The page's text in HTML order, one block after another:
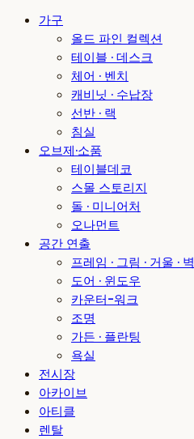
가구
올드 파인 컬렉션
테이블 · 데스크
체어 · 벤치
캐비닛 · 수납장
선반 · 랙
침실
오브제·소품
테이블데코
스몰 스토리지
돌 · 미니어처
오나먼트
공간 연출
프레임 · 그림 · 거울 · 벽
도어 · 윈도우
카운터-워크
조명
가든 · 플란팅
욕실
전시장
아카이브
아티클
렌탈